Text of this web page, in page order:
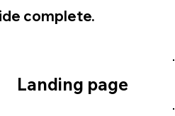
complete.
Landing page